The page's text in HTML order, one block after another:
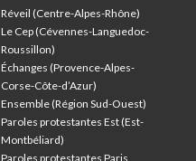
Réveil (Centre-Alpes-Rhône)
Le Cep (Cévennes-Languedoc-
Roussillon)
Échanges (Provence-Alpes-
Corse-Côte-d’Azur)
Ensemble (Région Sud-Ouest)
Paroles protestantes Est (Est-
Montbéliard)
Paroles protestantes Paris